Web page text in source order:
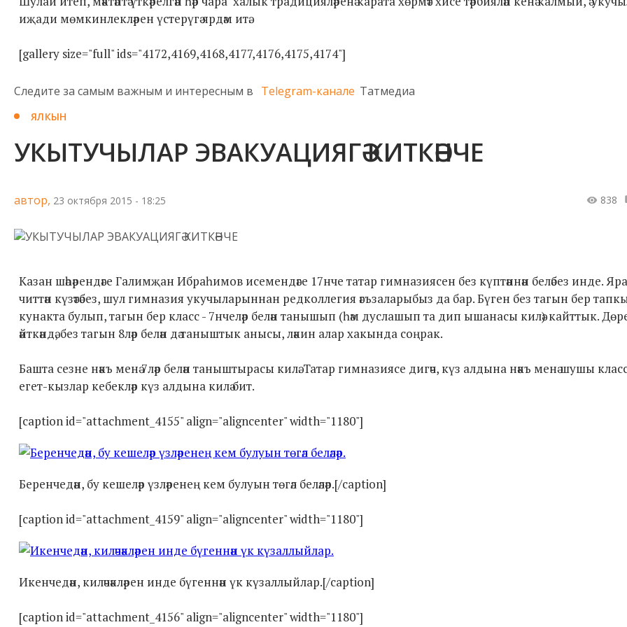
иҗади мөмкинлекләрен үстерүгә ярдәм итә.
[gallery size="full" ids="4172,4169,4168,4177,4176,4175,4174"]
Следите за самым важным и интересным в Telegram-канале Татмедиа
ЯЛКЫН
УКЫТУЧЫЛАР ЭВАКУАЦИЯГӘ КИТКӘНЧЕ
автор, 23 октября 2015 - 18:25 838
Казан шәһәрендәге Галимҗан Ибраһимов исемендәге 17нче татар гимназиясен без күптәннән беләбез инде.
читтән күзәтәбез, шул гимназия укучыларыннан редколлегия әгъзаларыбыз да бар. Бүген без тагын бер
кунакта булып, тагын бер класс - 7нчеләр белән танышып (һәм дуслашып та дип ышанасы килә) кайттык.
әйткәндә, без тагын 8ләр белән дә таныштык анысы, ләкин алар хакында соңрак.
Башта сезне нәкъ менә 7ләр белән таныштырасы килә. Татар гимназиясе дигәч, күз алдына нәкъ менә шушы
егет-кызлар кебекләр күз алдына килә бит.
[caption id="attachment_4155" align="aligncenter" width="1180"]
Беренчедән, бу кешеләр үзләренең кем булуын төгәл беләләр.[/caption]
[caption id="attachment_4159" align="aligncenter" width="1180"]
Икенчедән, киләчәкләрен инде бүгеннән үк күзаллыйлар.[/caption]
[caption id="attachment_4156" align="aligncenter" width="1180"]